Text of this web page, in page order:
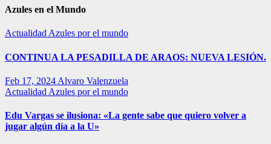
Azules en el Mundo
Actualidad Azules por el mundo
CONTINUA LA PESADILLA DE ARAOS: NUEVA LESIÓN.
Feb 17, 2024 Alvaro Valenzuela
Actualidad Azules por el mundo
Edu Vargas se ilusiona: «La gente sabe que quiero volver a
jugar algún día a la U»